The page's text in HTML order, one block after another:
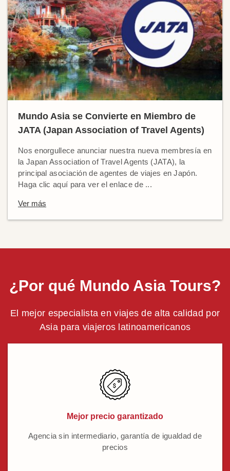
Mundo Asia se Convierte en Miembro de
JATA (Japan Association of Travel Agents)
Nos enorgullece anunciar nuestra nueva membresía en
la Japan Association of Travel Agents (JATA), la
principal asociación de agentes de viajes en Japón.
Haga clic aquí para ver el enlace de ...
Ver más
¿Por qué Mundo Asia Tours?
El mejor especialista en viajes de alta calidad por
Asia para viajeros latinoamericanos
Mejor precio garantizado
Agencia sin intermediario, garantía de igualdad de
precios